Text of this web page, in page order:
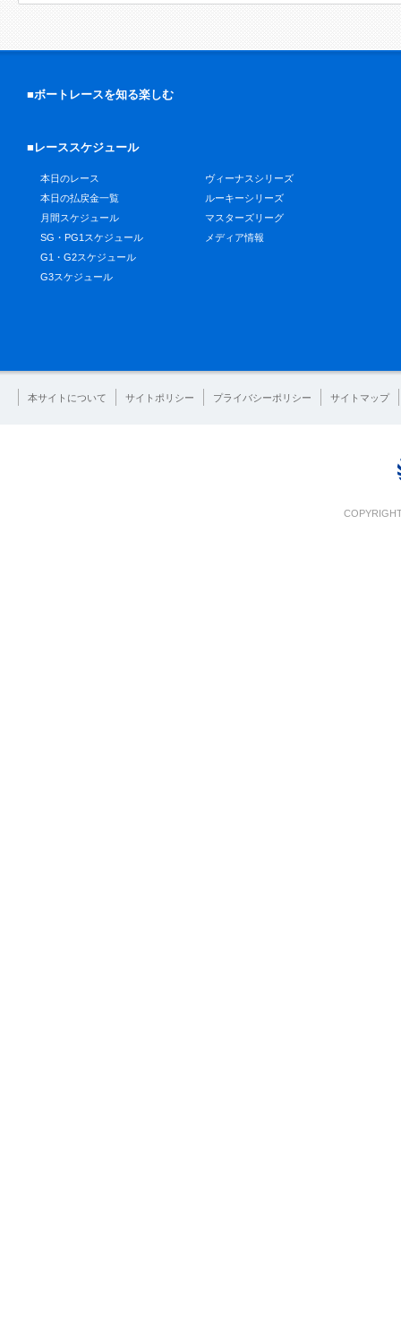
■ボートレースを知る楽しむ
■レーススケジュール
本日のレース
本日の払戻金一覧
月間スケジュール
SG・PG1スケジュール
G1・G2スケジュール
G3スケジュール
ヴィーナスシリーズ
ルーキーシリーズ
マスターズリーグ
メディア情報
本サイトについて サイトポリシー プライバシーポリシー サイトマップ